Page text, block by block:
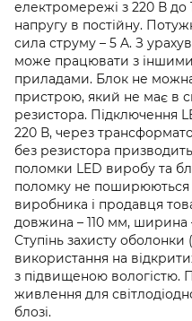
електромережі з 220 В
напругу в постійну.
сила струму – 5 A. З
може працювати з
приладами. Блок не
пристрою, який не має в
резистора. Підключення
220 В, через
без резистора
поломки LED виробу та
поломку не поширюються
виробника і продавця
довжина – 110 мм, ширина
Ступінь захисту
використання на
з підвищеною вологістю.
живлення для
блозі.